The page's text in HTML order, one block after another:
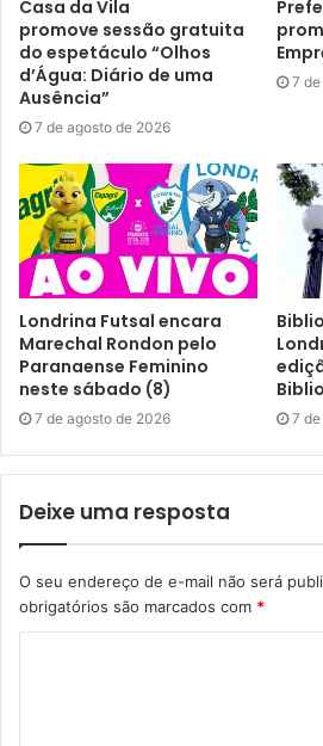
Data: Sexta-feira, 22 de maio
Local: Auditório do SECOVI – (Rua
Público: Síndicos,
representantes das forças de
Texto: Rhayssa Fernandes, sob
jornalistas do Núcleo de
Prefeitura de Londrina
Secretaria de Políticas para as Mulheres
Casa da Vila
promove sessão gratuita
do espetáculo “Olhos
d’Água: Diário de uma
Ausência”
7 de agosto de 2026
7
Londrina Futsal encara
Marechal Rondon pelo
Paranaense Feminino
neste sábado (8)
7 de agosto de 2026 7
Deixe uma resposta
O seu endereço de e-mail não será
obrigatórios são marcados com *